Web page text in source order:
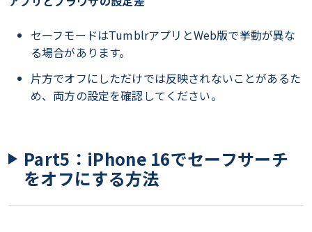
セーフモードはTumblrアプリとWeb版で挙動が異な
る場合があります。
片方でオフにしただけでは反映されないことがあるた
め、両方の設定を確認してください。
Part5：iPhone 16でセーフサーチ
をオフにする方法